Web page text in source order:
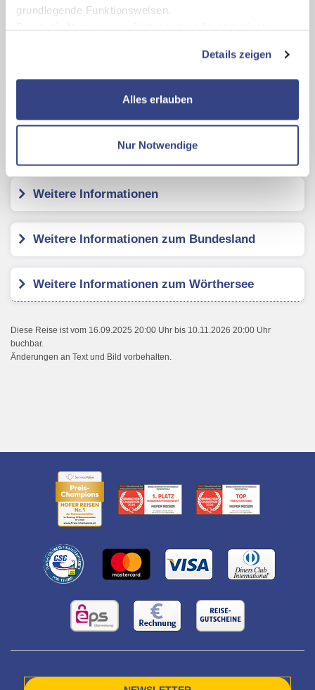
grundlegende Funktionsweisen.
zusätzliche Dienste bzw. Technologien von Drittanbietern
nutzen und uns sowie Dritten weitere Personalisierungen
ermöglichen, dabei kommt es auch zu Übermittlungen
Datenschutzseite
Mit Klick auf "Alles erlauben" stimmen Sie der
Verwendung der Cookies & Plugins auf unseren
Webseiten zu.
Details zeigen
Alles erlauben
Nur Notwendige
s
Kundenbewertungen
Weitere Informationen
Weitere Informationen zum Bundesland
Weitere Informationen zum Wörthersee
Diese Reise ist vom 16.09.2025 20:00 Uhr bis 10.11.2026 20:00 Uhr
buchbar.
Änderungen an Text und Bild vorbehalten.